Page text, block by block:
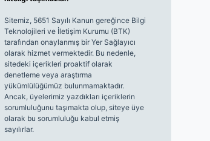
Sitemiz, 5651 Sayılı Kanun gereğince Bilgi
Teknolojileri ve İletişim Kurumu (BTK)
tarafından onaylanmış bir Yer Sağlayıcı
olarak hizmet vermektedir. Bu nedenle,
sitedeki içerikleri proaktif olarak
denetleme veya araştırma
yükümlülüğümüz bulunmamaktadır.
Ancak, üyelerimiz yazdıkları içeriklerin
sorumluluğunu taşımakta olup, siteye üye
olarak bu sorumluluğu kabul etmiş
sayılırlar.